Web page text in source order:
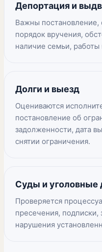
Депортация и
Важны постановление,
порядок вручения,
наличие семьи, работы
Долги и выезд
Оцениваются
постановление об
задолженности, дата
снятии ограничения.
Суды и уголовные
Проверяется
пресечения, подписки,
нарушения